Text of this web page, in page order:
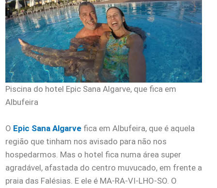
Piscina do hotel Epic Sana Algarve, que fica em
Albufeira
O Epic Sana Algarve fica em Albufeira, que é aquela
região que tinham nos avisado para não nos
hospedarmos. Mas o hotel fica numa área super
agradável, afastada do centro muvucado, em frente a
praia das Falésias. E ele é MA-RA-VI-LHO-SO. O